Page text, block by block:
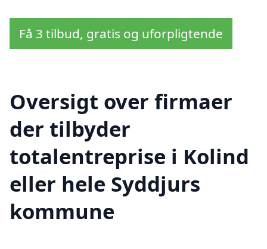
Få 3 tilbud, gratis og uforpligtende
Oversigt over firmaer
der tilbyder
totalentreprise i Kolind
eller hele Syddjurs
kommune